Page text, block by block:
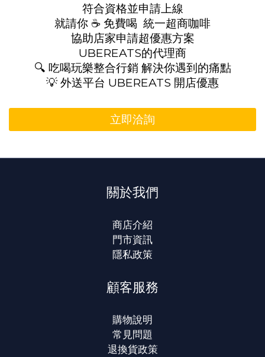
符合資格並申請上線
就請你 ☕ 免費喝 統一超商咖啡
協助店家申請超優惠方案
UBEREATS的代理商
🔍 吃喝玩樂整合行銷 解決你遇到的痛點
💡 外送平台 UBEREATS 開店優惠
立即洽詢
關於我們
商店介紹
門市資訊
隱私政策
顧客服務
購物說明
常見問題
退換貨政策